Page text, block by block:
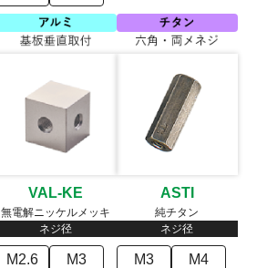
VAL-KE
無電解ニッケルメッキ
ネジ径
M2.6
M3
ASTI
純チタン
ネジ径
M3 M4